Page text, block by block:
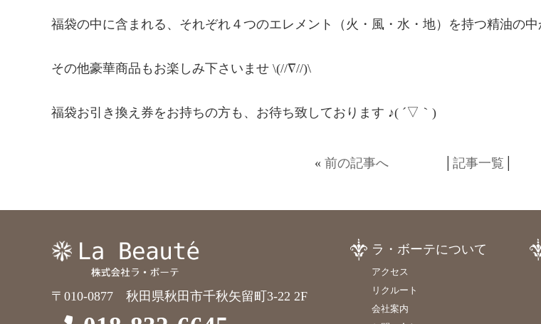
福袋の中に含まれる、それぞれ４つのエレメント（火・風・水・地）を持つ精油の
その他豪華商品もお楽しみ下さいませ \(//∇//)\
福袋お引き換え券をお持ちの方も、お待ち致しております ♪( ´▽｀)
« 前の記事へ 記事一覧
〒010-0877 秋田県秋田市千秋矢留町3-22 2F
ラ・ボーテについて
アクセス
リクルート
会社案内